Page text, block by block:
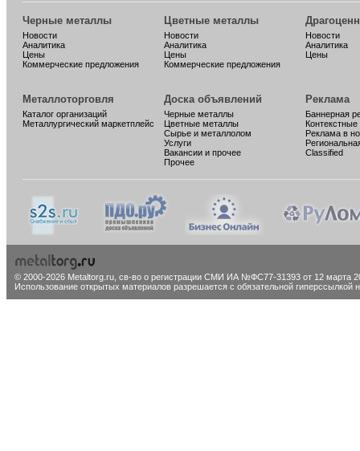
Черные металлы
Новости
Аналитика
Цены
Коммерческие предложения
Цветные металлы
Новости
Аналитика
Цены
Коммерческие предложения
Новости
Аналитика
Цены
Металлоторговля
Каталог организаций
Металлургический маркетплейс
Доска объявлений
Черные металлы
Цветные металлы
Сырье и металлолом
Услуги
Вакансии и прочее
Прочее
Реклама
Баннерная
Реклама в
Classified
© 2000-2026 Metaltorg.ru, св-во о регистрации СМИ ИА №ФС77-31393 от 12 марта
Использование открытых материалов разрешается с обязательной гиперссылкой